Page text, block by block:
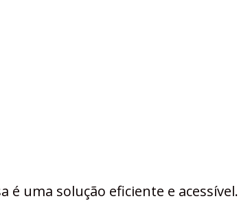
é uma solução eficiente e acessível.